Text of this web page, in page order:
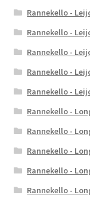
Rannekello -
Rannekello -
Rannekello -
Rannekello -
Rannekello -
Rannekello -
Rannekello -
Rannekello -
Rannekello -
Rannekello -